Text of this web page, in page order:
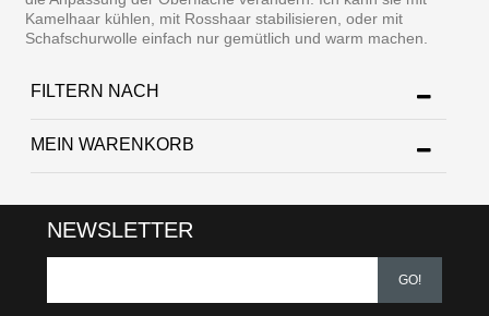
Kamelhaar kühlen, mit Rosshaar stabilisieren, oder mit
Schafschurwolle einfach nur gemütlich und warm machen.
FILTERN NACH
MEIN WARENKORB
NEWSLETTER
GO!